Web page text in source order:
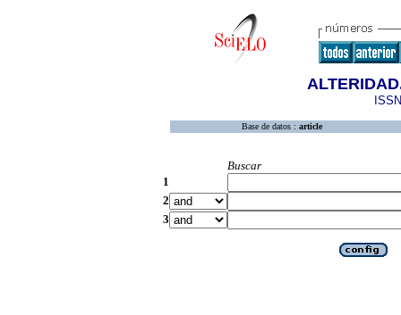
Base de datos : article
Buscar
1
2
3